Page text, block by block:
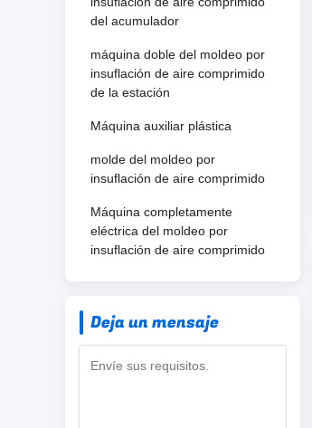
del acumulador
máquina doble del moldeo por
insuflación de aire comprimido
de la estación
Máquina auxiliar plástica
molde del moldeo por
insuflación de aire comprimido
Máquina completamente
eléctrica del moldeo por
insuflación de aire comprimido
Deja un mensaje